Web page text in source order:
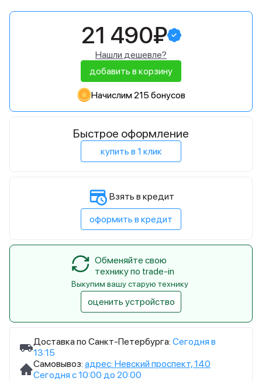
Доставка по Санкт-Петербурга: Сегодня в
13:15
Самовывоз: адрес: Невский проспект, 140
Сегодня с 10:00 до 20:00
21 490₽
Нашли дешевле?
добавить в корзину
Начислим 215 бонусов
Быстрое оформление
купить в 1 клик
Взять в кредит
оформить в кредит
Обменяйте свою
технику по trade-in
Выкупим вашу старую технику
оценить устройство